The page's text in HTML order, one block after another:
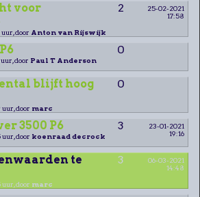
voor
2
25-02-2021
17:58
door Anton van Rijswijk
0
door Paul T Anderson
blijft hoog
0
door marc
3500 P6 3
23-01-2021
19:16
door koenraad decrock
te
3
06-03-2021
14:48
door marc